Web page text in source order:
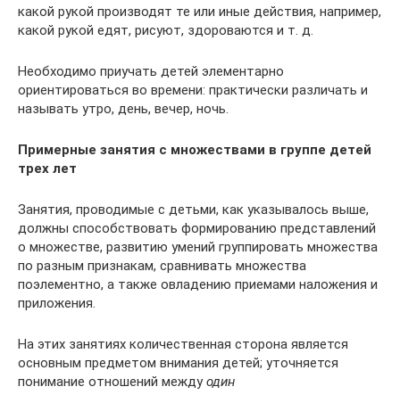
какой рукой производят те или иные действия, например,
какой рукой едят, рисуют, здороваются и т. д.
Необходимо приучать детей элементарно
ориентироваться во времени: практически различать и
называть утро, день, вечер, ночь.
Примерные занятия с множествами в группе детей
трех лет
Занятия, проводимые с детьми, как указывалось выше,
долж­ны способствовать формированию представлений
о множестве, развитию умений группировать множества
по разным призна­кам, сравнивать множества
поэлементно, а также овладению приемами наложения и
приложения.
На этих занятиях количественная сторона является
основным предметом внимания детей; уточняется
понимание отношений междуодин